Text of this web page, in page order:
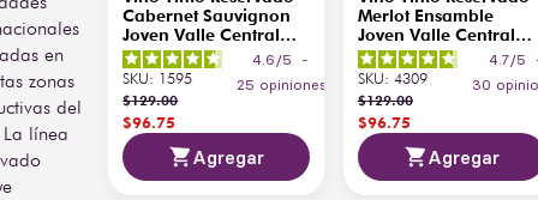
condimentadas y quesos
suaves. Se recomienda
servir a 18 °C, en copas
tipo Burdeos, para
disfrutar al máximo su
carácter equilibrado y
versátil.
frutal y
especiado
persistente
Tipo de
NA
Temperatura
en
zonas
del
línea
Cabernet Sauvignon
Joven Valle Central
750 ml
4.6 /5
-
25 opiniones
SKU: 1595
$129.00
$96.75
Agregar
Merlot Ensamble
Joven Valle Central
750 ml
4.7/5
30
SKU: 4309
$129.00
$96.75
Agregar